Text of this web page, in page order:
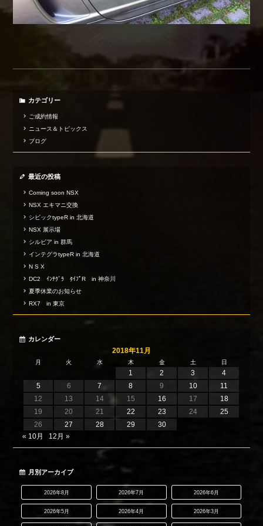
カテゴリー
ご成約情報
ニュース＆トピックス
ブログ
最近の投稿
Coming soon NSX
NSX エキマニ交換
シビックtypeR in 北海道
NSX 展示場
シルビア in 群馬
インテグラtypeR in 北海道
N S X
DC2 ｲﾝﾃｸﾞﾗ ﾀｲﾌﾟR in 神奈川
夏季休業のお知らせ
RX7 in 東京
カレンダー
2018年11月
月 火 水 木 金 土 日
1 2 3
4
5
6 7 8 9 10
11
12
13 14 15 16 17
18
19
20 21 22 23 24
25
26
27 28 29
30
« 10月
12月 »
月別アーカイブ
2026年8月 2026年7月 2026年6月
2026年5月 2026年4月 2026年3月